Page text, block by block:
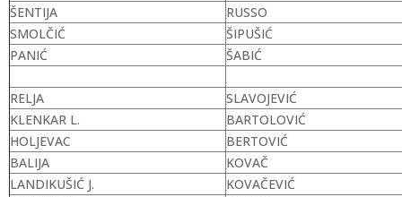
ŠENTIJA
RUSSO
SMOLČIĆ
ŠIPUŠIĆ
PANIĆ
ŠABIĆ
RELJA
SLAVOJEVIĆ
KLENKAR L.
BARTOLOVIĆ
HOLJEVAC
BERTOVIĆ
BALIJA
KOVAČ
LANDIKUŠIĆ J.
KOVAČEVIĆ